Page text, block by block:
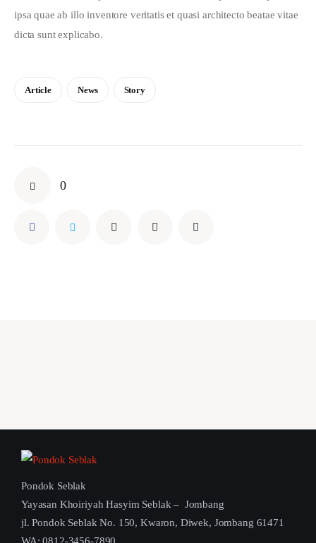
ipsa quae ab illo inventore veritatis et quasi architecto beatae vitae
dicta sunt explicabo.
Article News Story
0
Pondok Seblak
Yayasan Khoiriyah Hasyim Seblak – Jombang
jl. Pondok Seblak No. 150, Kwaron, Diwek, Jombang 61471